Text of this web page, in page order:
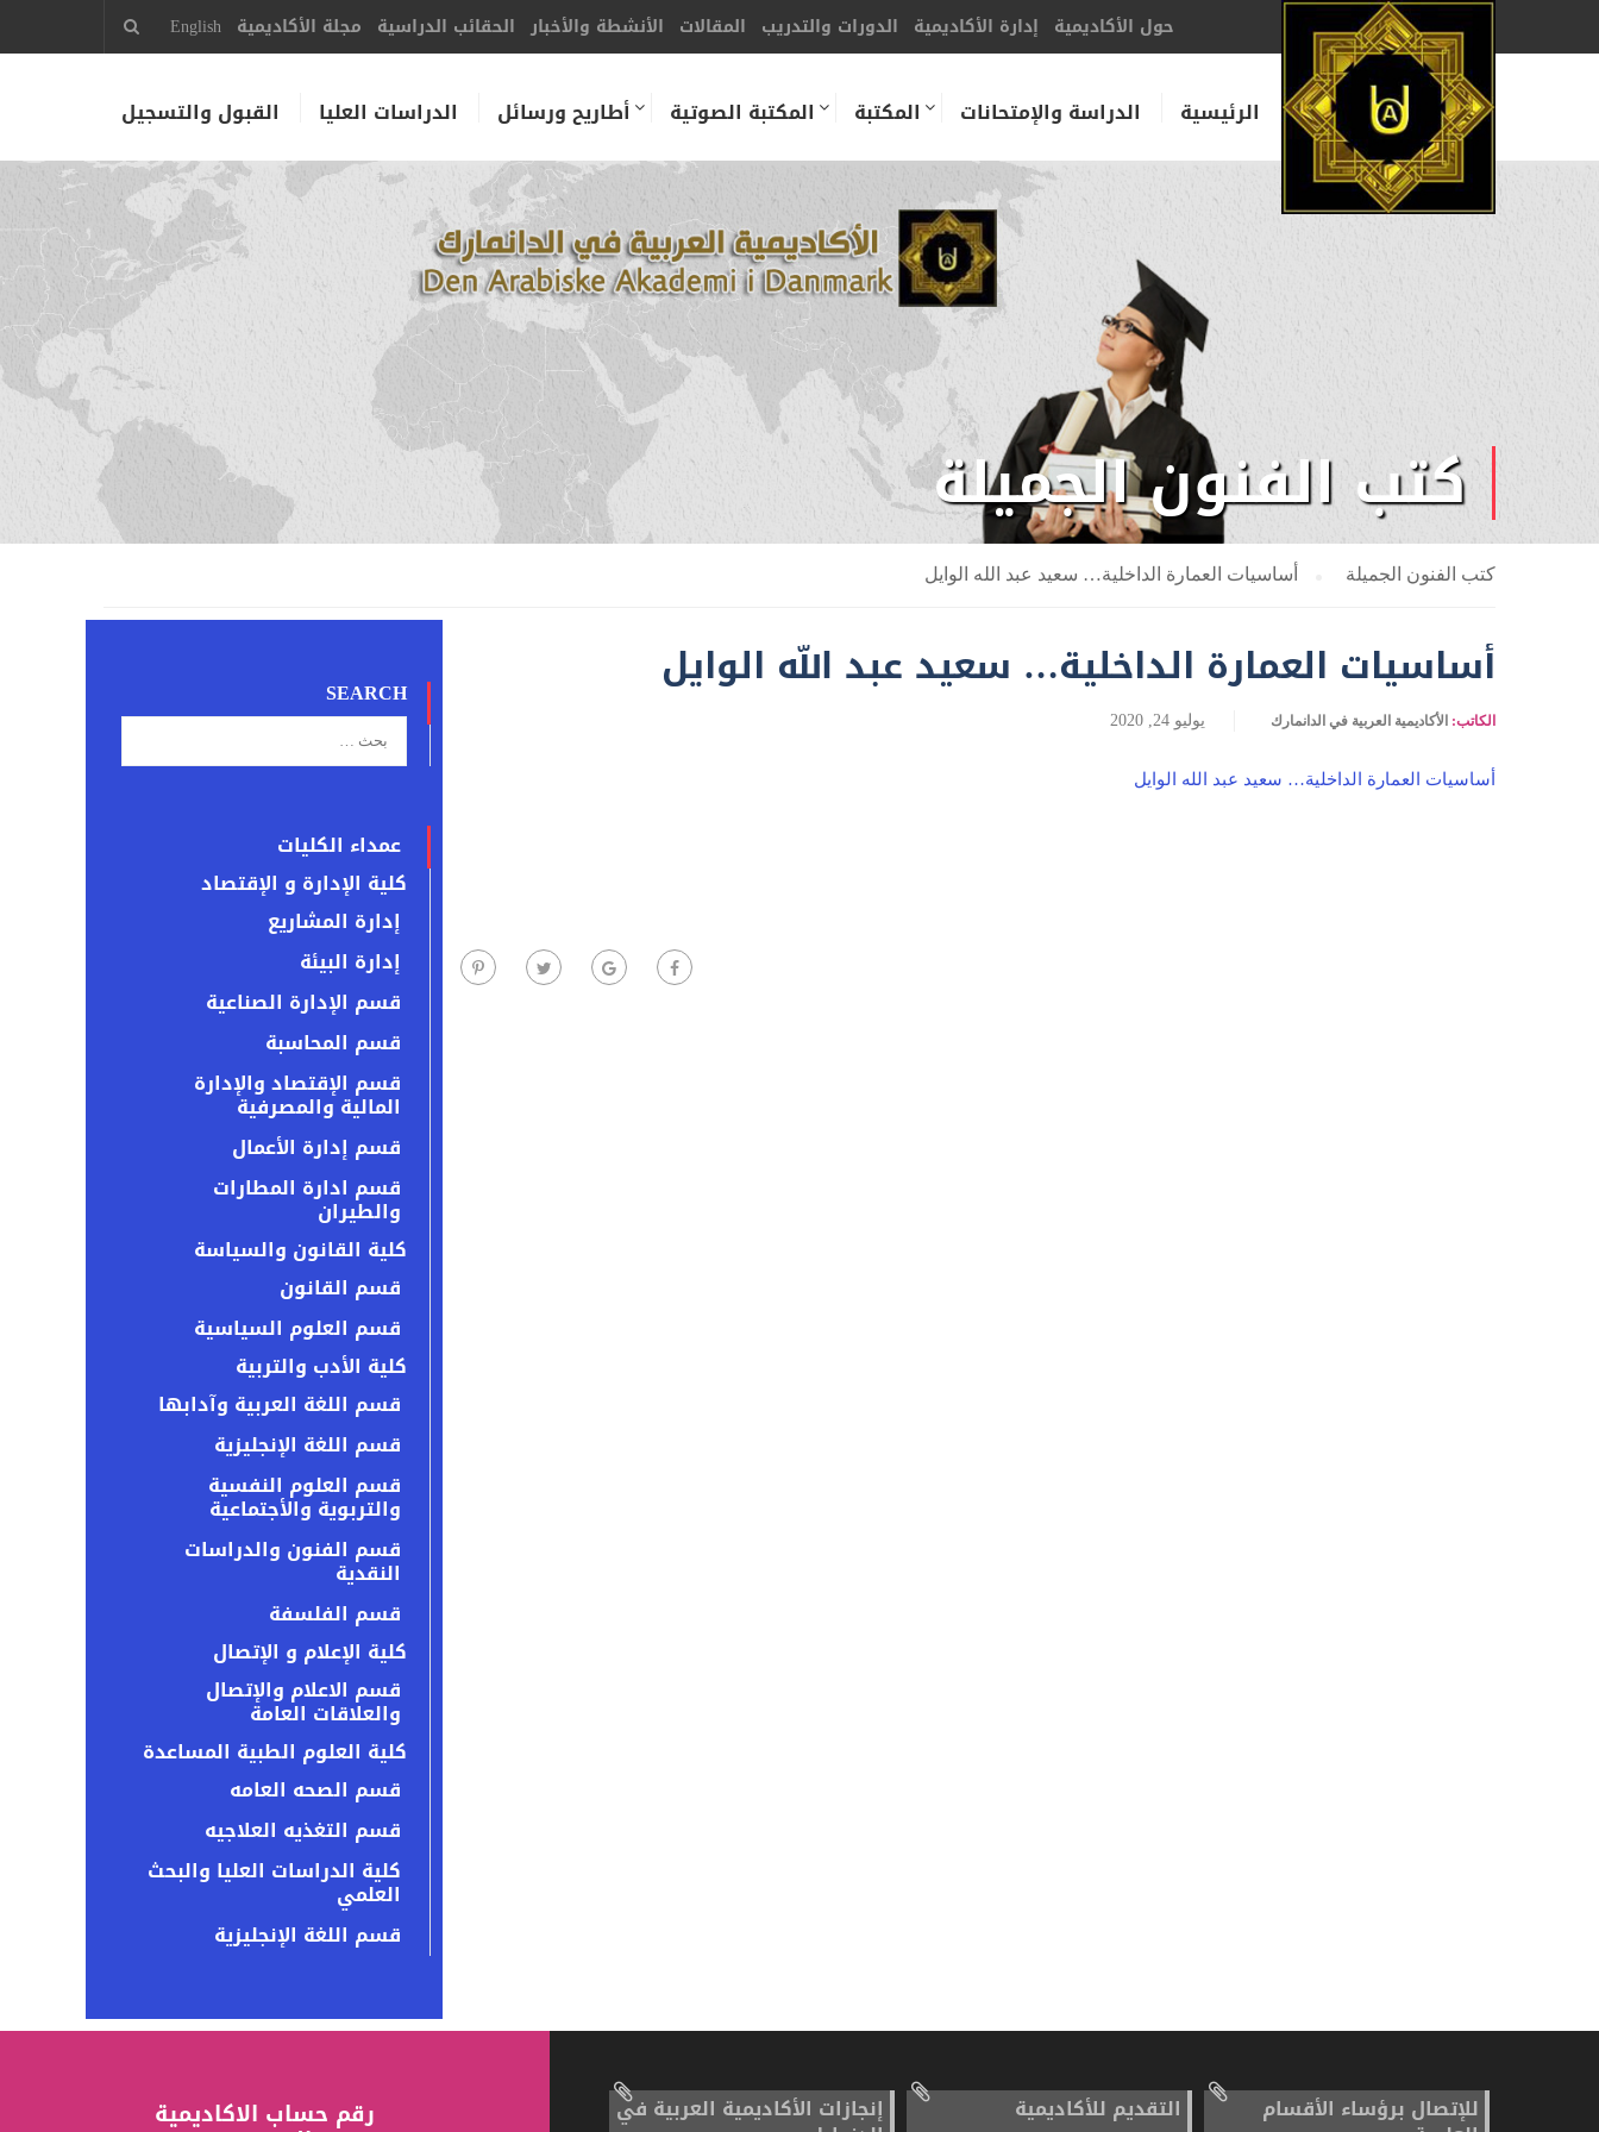
حول الأكاديمية إدارة الأكاديمية الدورات والتدريب المقالات الأنشطة والأخبار الحقائب الدراسية مجلة الأكاديمية English
الرئيسية الدراسة والإمتحانات المكتبة المكتبة الصوتية أطاريح ورسائل الدراسات العليا القبول والتسجيل
كتب الفنون الجميلة
كتب الفنون الجميلة أساسيات العمارة الداخلية… سعيد عبد الله الوايل
أساسيات العمارة الداخلية… سعيد عبد الله الوايل
الكاتب: الأكاديمية العربية في الدانمارك يوليو 24, 2020
أساسيات العمارة الداخلية… سعيد عبد الله الوايل
SEARCH
عمداء الكليات
كلية الإدارة و الإقتصاد
إدارة المشاريع
إدارة البيئة
قسم الإدارة الصناعية
قسم المحاسبة
قسم الإقتصاد والإدارة
المالية والمصرفية
قسم إدارة الأعمال
قسم ادارة المطارات
والطيران
كلية القانون والسياسة
قسم القانون
قسم العلوم السياسية
كلية الأدب والتربية
قسم اللغة العربية وآدابها
قسم اللغة الإنجليزية
قسم العلوم النفسية
والتربوية والأجتماعية
قسم الفنون والدراسات
النقدية
قسم الفلسفة
كلية الإعلام و الإتصال
قسم الاعلام والإتصال
والعلاقات العامة
كلية العلوم الطبية المساعدة
قسم الصحه العامه
قسم التغذيه العلاجيه
كلية الدراسات العليا والبحث
العلمي
قسم اللغة الإنجليزية
رقم حساب الاكاديمية للإتصال برؤساء الأقسام التقديم للأكاديمية إنجازات الأكاديمية العربية في